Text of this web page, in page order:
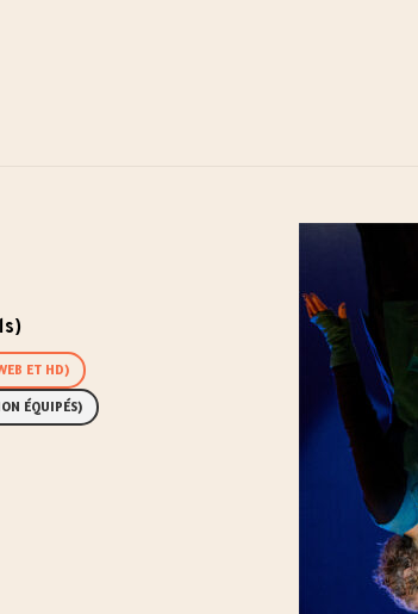
ET HD)
ÉQUIPÉS)